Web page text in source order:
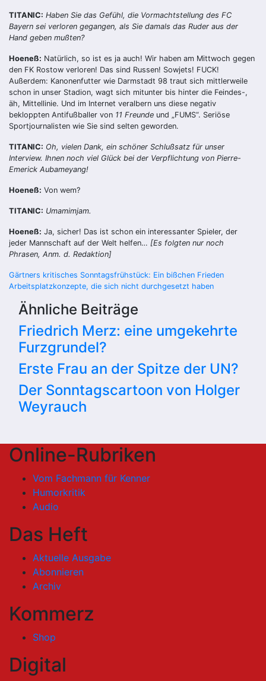
TITANIC: Haben Sie das Gefühl, die Vormachtstellung des FC
Bayern sei verloren gegangen, als Sie damals das Ruder aus der
Hand geben mußten?
Hoeneß: Natürlich, so ist es ja auch! Wir haben am Mittwoch gegen
den FK Rostow verloren! Das sind Russen! Sowjets! FUCK!
Außerdem: Kanonenfutter wie Darmstadt 98 traut sich mittlerweile
schon in unser Stadion, wagt sich mitunter bis hinter die Feindes-,
äh, Mittellinie. Und im Internet veralbern uns diese negativ
bekloppten Antifußballer von 11 Freunde und „FUMS“. Seriöse
Sportjournalisten wie Sie sind selten geworden.
TITANIC: Oh, vielen Dank, ein schöner Schlußsatz für unser
Interview. Ihnen noch viel Glück bei der Verpflichtung von Pierre-
Emerick Aubameyang!
Hoeneß: Von wem?
TITANIC: Umamimjam.
Hoeneß: Ja, sicher! Das ist schon ein interessanter Spieler, der
jeder Mannschaft auf der Welt helfen… [Es folgten nur noch
Phrasen, Anm. d. Redaktion]
Beitragsnavigation
Gärtners kritisches Sonntagsfrühstück: Ein bißchen Frieden
Arbeitsplatzkonzepte, die sich nicht durchgesetzt haben
Ähnliche Beiträge
Friedrich Merz: eine umgekehrte
Furzgrundel?
Erste Frau an der Spitze der UN?
Der Sonntagscartoon von Holger
Weyrauch
Online-Rubriken
Vom Fachmann für Kenner
Humorkritik
Audio
Das Heft
Aktuelle Ausgabe
Abonnieren
Archiv
Kommerz
Shop
Digital